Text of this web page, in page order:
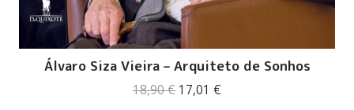
Álvaro Siza Vieira – Arquiteto de Sonhos
18,90€ O
17,01 €